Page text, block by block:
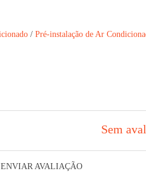
/Pré-instalação de Ar
Sem
ENVIAR AVALIAÇÃO